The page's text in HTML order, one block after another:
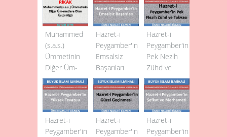
Muhammed
(s.a.s.)
Ümmetinin
Diğer Üm­
metlere
Olan
Üstünlüğü
Hazret-i
Peygamber'in
Emsalsiz
Başarıları
Hazret-i
Peygamber'in
Pek Nezih
Zühd ve
Takvası
Hazret-i
Peygamber'in
Hazret-i
Peygamber'in
Hazret-i
Peygamber'in